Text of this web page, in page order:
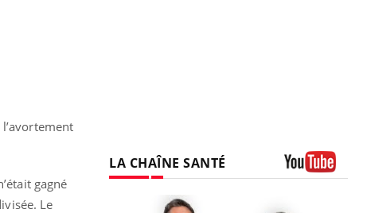
l’avortement
gagné
Le
LA CHAÎNE SANTÉ